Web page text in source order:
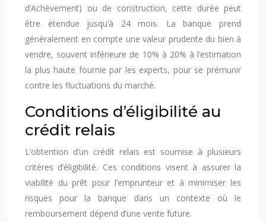
d’Achèvement) ou de construction, cette durée peut
être étendue jusqu’à 24 mois. La banque prend
généralement en compte une valeur prudente du bien à
vendre, souvent inférieure de 10% à 20% à l’estimation
la plus haute fournie par les experts, pour se prémunir
contre les fluctuations du marché.
Conditions d’éligibilité au
crédit relais
L’obtention d’un crédit relais est soumise à plusieurs
critères d’éligibilité. Ces conditions visent à assurer la
viabilité du prêt pour l’emprunteur et à minimiser les
risques pour la banque dans un contexte où le
remboursement dépend d’une vente future.